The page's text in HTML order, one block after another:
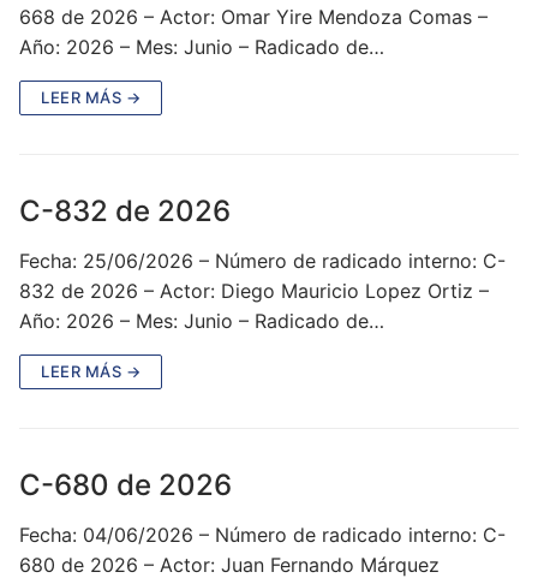
668 de 2026 – Actor: Omar Yire Mendoza Comas –
Año: 2026 – Mes: Junio – Radicado de…
LEER MÁS →
C-832 de 2026
Fecha: 25/06/2026 – Número de radicado interno: C-
832 de 2026 – Actor: Diego Mauricio Lopez Ortiz –
Año: 2026 – Mes: Junio – Radicado de…
LEER MÁS →
C-680 de 2026
Fecha: 04/06/2026 – Número de radicado interno: C-
680 de 2026 – Actor: Juan Fernando Márquez